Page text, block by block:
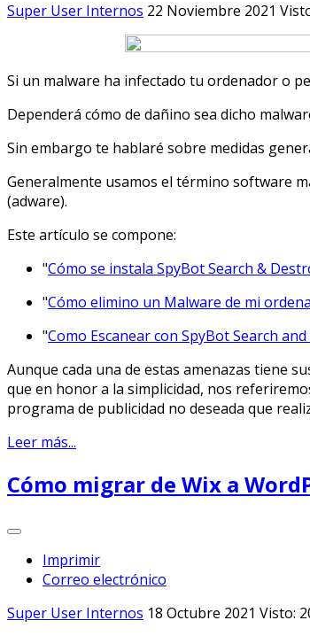
Super User Internos 22 Noviembre 2021
Si un malware ha infectado tu ordenador o
Dependerá cómo de dañino sea dicho
Sin embargo te hablaré sobre medidas
Generalmente usamos el término software
(adware).
Este artículo se compone:
"Cómo se instala SpyBot Search &
"Cómo elimino un Malware de mi
"Como Escanear con SpyBot Search
Aunque cada una de estas amenazas tiene
que en honor a la simplicidad, nos
programa de publicidad no deseada que
Leer más...
Cómo migrar de Wix a
Imprimir
Correo electrónico
Super User Internos 18 Octubre 2021 Visto: